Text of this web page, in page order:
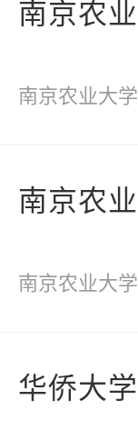
南京农
南京农业大学
南京农
南京农业大学
华侨大